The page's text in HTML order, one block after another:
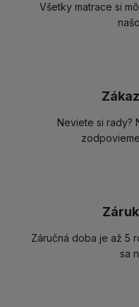
Všetky matrace si
Neviete si rady?
Záručná doba je až 5
sa